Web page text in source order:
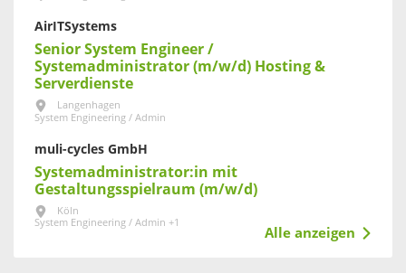
AirITSystems
Senior System Engineer /
Systemadministrator (m/w/d) Hosting &
Serverdienste
Langenhagen
System Engineering / Admin
muli-cycles GmbH
Systemadministrator:in mit
Gestaltungsspielraum (m/w/d)
Köln
System Engineering / Admin +1
Alle anzeigen